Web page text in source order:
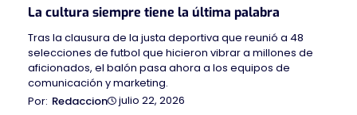
La cultura siempre tiene la última palabra
Tras la clausura de la justa deportiva que reunió a 48
selecciones de futbol que hicieron vibrar a millones de
aficionados, el balón pasa ahora a los equipos de
comunicación y marketing.
Redaccion
julio 22, 2026